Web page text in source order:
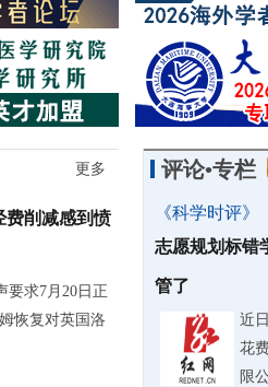
更多
费削减感到愤
要求7月20日正
恢复对英国洛
评论•专栏
《科学时评》
志愿规划标错
管了
近
花
限